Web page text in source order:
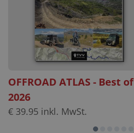
OFFROAD ATLAS - Best of
2026
€ 39.95 inkl. MwSt.